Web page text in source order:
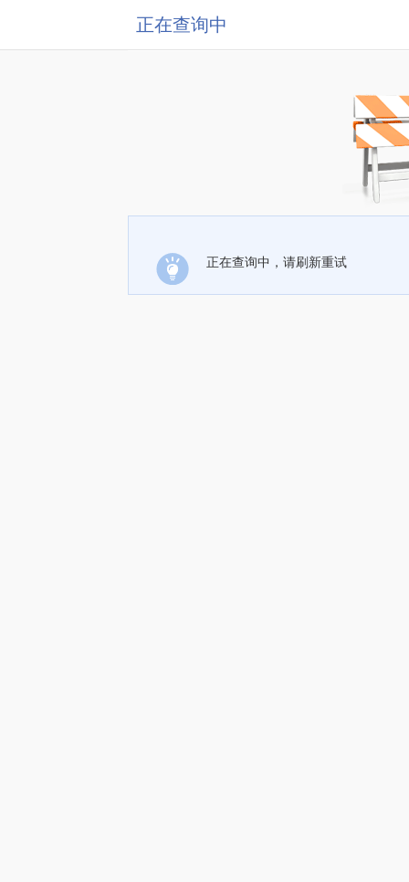
正在查询中
正在查询中，请刷新重试